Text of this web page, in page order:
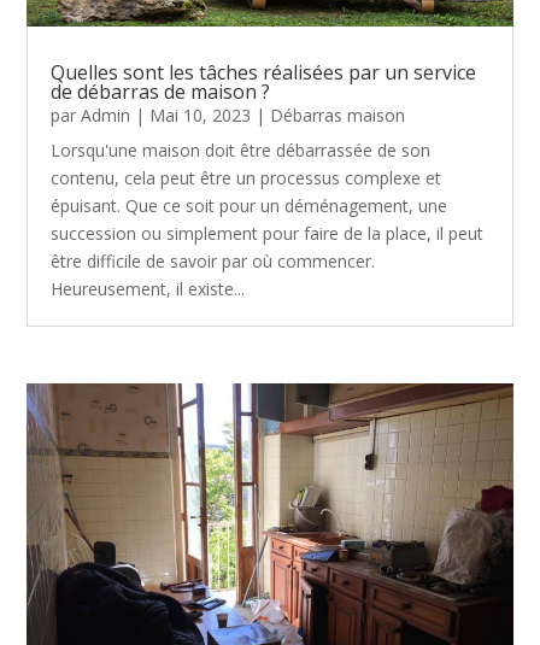
Quelles sont les tâches réalisées par un service
de débarras de maison ?
parAdmin | Mai 10, 2023 | Débarras maison
Lorsqu'une maison doit être débarrassée de son
contenu, cela peut être un processus complexe et
épuisant. Que ce soit pour un déménagement, une
succession ou simplement pour faire de la place, il peut
être difficile de savoir par où commencer.
Heureusement, il existe...